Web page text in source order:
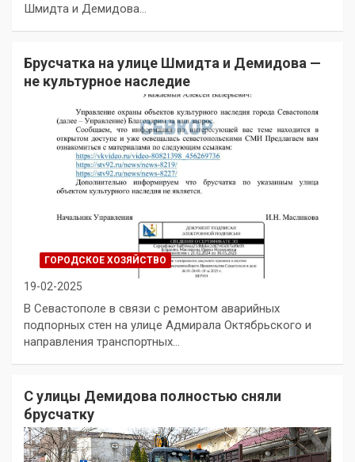
Шмидта и Демидова…
Брусчатка на улице Шмидта и Демидова —
не культурное наследие
ГОРОДСКОЕ ХОЗЯЙСТВО
19-02-2025
В Севастополе в связи с ремонтом аварийных
подпорных стен на улице Адмирала Октябрьского и
направления транспортных…
С улицы Демидова полностью сняли
брусчатку